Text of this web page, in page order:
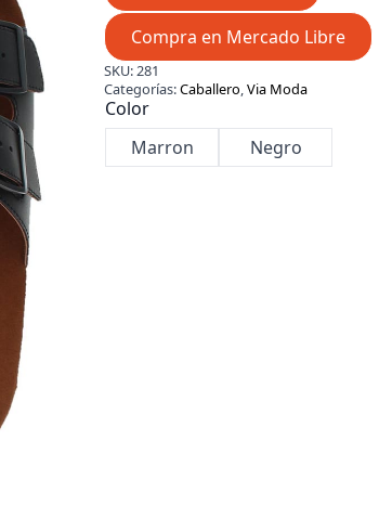
Compra en Mercado Libre
SKU:281
Categorías:Caballero,Via Moda
Color
Marron
Negro